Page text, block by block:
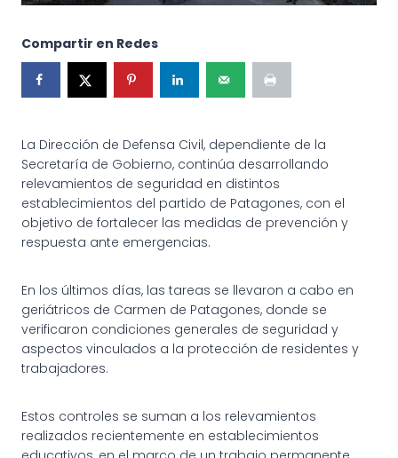
Compartir en Redes
La Dirección de Defensa Civil, dependiente de la
Secretaría de Gobierno, continúa desarrollando
relevamientos de seguridad en distintos
establecimientos del partido de Patagones, con el
objetivo de fortalecer las medidas de prevención y
respuesta ante emergencias.
En los últimos días, las tareas se llevaron a cabo en
geriátricos de Carmen de Patagones, donde se
verificaron condiciones generales de seguridad y
aspectos vinculados a la protección de residentes y
trabajadores.
Estos controles se suman a los relevamientos
realizados recientemente en establecimientos